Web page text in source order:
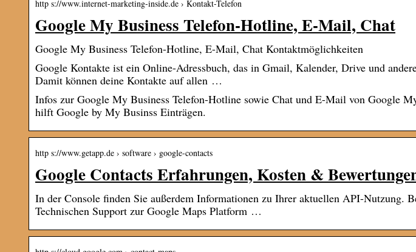
http s://www.internet-marketing-inside.de › Kontakt-Telefon
Google My Business Telefon-Hotline, E-Mail, Chat
Google My Business Telefon-Hotline, E-Mail, Chat Kontaktmöglichkeiten
Google Kontakte ist ein Online-Adressbuch, das in Gmail, Kalender, Drive und
Damit können deine Kontakte auf allen …
Infos zur Google My Business Telefon-Hotline sowie Chat und E-Mail von Google
hilft Google by My Businss Einträgen.
http s://www.getapp.de › software › google-contacts
Google Contacts Erfahrungen, Kosten &
In der Console finden Sie außerdem Informationen zu Ihrer aktuellen API-Nutzung.
Technischen Support zur Google Maps Platform …